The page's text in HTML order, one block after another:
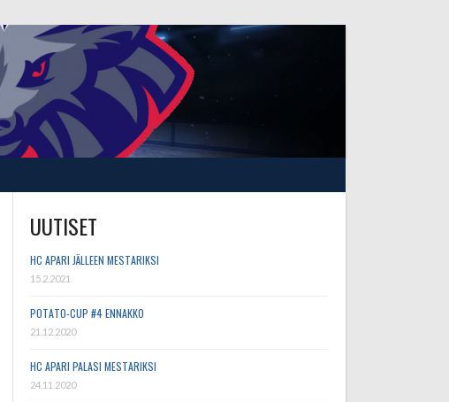
UUTISET
HC APARI JÄLLEEN MESTARIKSI
15.2.2021
POTATO-CUP #4 ENNAKKO
21.12.2020
HC APARI PALASI MESTARIKSI
24.11.2020